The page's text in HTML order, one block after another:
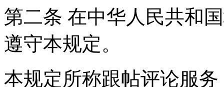
第二条 在中华人民共和
遵守本规定。
本规定所称跟帖评论服